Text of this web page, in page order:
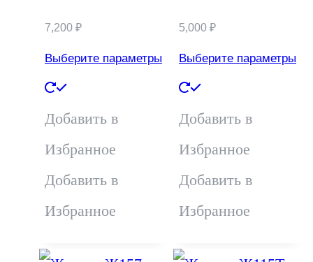
7,200 ₽
Выберите параметры
Этот
товар
имеет
несколько
вариаций.
Добавить в
Избранное
Добавить в
Избранное
5,000 ₽
Выберите параметры
Этот
товар
имеет
несколько
вариаций.
Добавить в
Избранное
Добавить в
Избранное